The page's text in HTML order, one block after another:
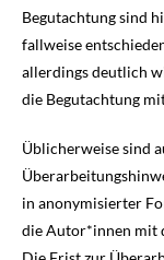
Begutachtung sind
fallweise
allerdings deutlich
die Begutachtung
Üblicherweise sind
in anonymisierter
die Autor*innen mit